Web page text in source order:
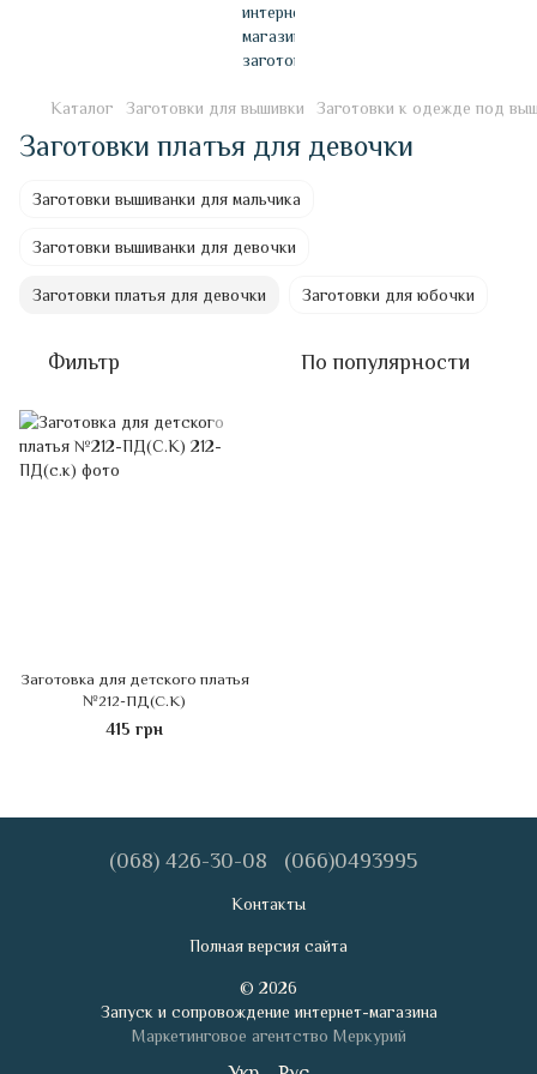
Каталог Заготовки для вышивки Заготовки к одежде под
Заготовки платья для девочки
Заготовки вышиванки для мальчика
Заготовки вышиванки для девочки
Заготовки платья для девочки Заготовки для юбочки
Фильтр По популярности
Заготовка для детского платья
№212-ПД(С.К)
415 грн
(068) 426-30-08 (066)0493995
Контакты
Полная версия сайта
© 2026
Запуск и сопровождение интернет-магазина
Маркетинговое агентство Меркурий